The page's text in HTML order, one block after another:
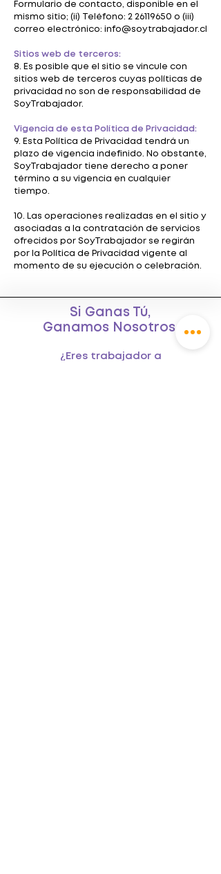
Formulario de contacto, disponible en el
mismo sitio; (ii) Teléfono: 2 26119650 o (iii)
correo electrónico: info@soytrabajador.cl
Sitios web de terceros:
8. Es posible que el sitio se vincule con
sitios web de terceros cuyas políticas de
privacidad no son de responsabilidad de
SoyTrabajador.
Vigencia de esta Política de Privacidad:
9. Esta Política de Privacidad tendrá un
plazo de vigencia indefinido. No obstante,
SoyTrabajador tiene derecho a poner
término a su vigencia en cualquier
tiempo.
10. Las operaciones realizadas en el sitio y
asociadas a la contratación de servicios
ofrecidos por SoyTrabajador se regirán
por la Política de Privacidad vigente al
momento de su ejecución o celebración.
Si Ganas Tú,
Ganamos Nosotros.
¿Eres trabajador a